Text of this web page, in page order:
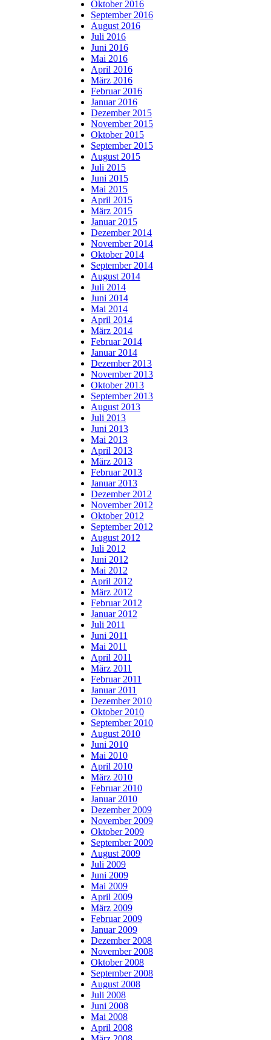
Oktober 2016
September 2016
August 2016
Juli 2016
Juni 2016
Mai 2016
April 2016
März 2016
Februar 2016
Januar 2016
Dezember 2015
November 2015
Oktober 2015
September 2015
August 2015
Juli 2015
Juni 2015
Mai 2015
April 2015
März 2015
Januar 2015
Dezember 2014
November 2014
Oktober 2014
September 2014
August 2014
Juli 2014
Juni 2014
Mai 2014
April 2014
März 2014
Februar 2014
Januar 2014
Dezember 2013
November 2013
Oktober 2013
September 2013
August 2013
Juli 2013
Juni 2013
Mai 2013
April 2013
März 2013
Februar 2013
Januar 2013
Dezember 2012
November 2012
Oktober 2012
September 2012
August 2012
Juli 2012
Juni 2012
Mai 2012
April 2012
März 2012
Februar 2012
Januar 2012
Juli 2011
Juni 2011
Mai 2011
April 2011
März 2011
Februar 2011
Januar 2011
Dezember 2010
Oktober 2010
September 2010
August 2010
Juni 2010
Mai 2010
April 2010
März 2010
Februar 2010
Januar 2010
Dezember 2009
November 2009
Oktober 2009
September 2009
August 2009
Juli 2009
Juni 2009
Mai 2009
April 2009
März 2009
Februar 2009
Januar 2009
Dezember 2008
November 2008
Oktober 2008
September 2008
August 2008
Juli 2008
Juni 2008
Mai 2008
April 2008